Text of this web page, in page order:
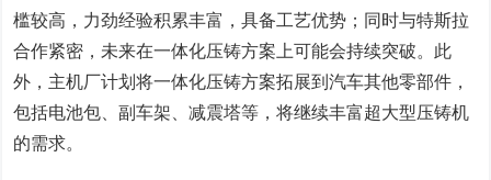
槛较高，力劲经验积累丰富，具备工艺优势；同时与特斯拉
合作紧密，未来在一体化压铸方案上可能会持续突破。此
外，主机厂计划将一体化压铸方案拓展到汽车其他零部件，
包括电池包、副车架、减震塔等，将继续丰富超大型压铸机
的需求。